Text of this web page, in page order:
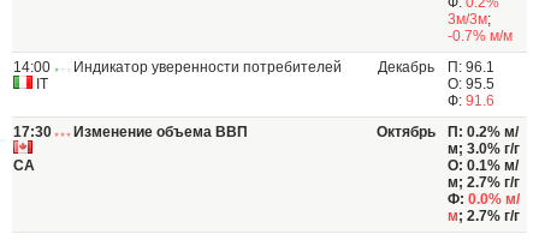
3м/3м;
-0.7% м/м
14:00
IT
Индикатор уверенности потребителей Декабрь
П: 96.1
О: 95.5
Ф: 91.6
17:30
CA
Изменение объема ВВП Октябрь
П: 0.2% м/
м; 3.0% г/г
О: 0.1% м/
м; 2.7% г/г
Ф: 0.0% м/
м; 2.7% г/г